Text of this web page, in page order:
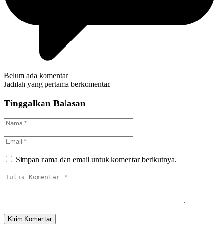
Belum ada komentar
Jadilah yang pertama berkomentar.
Tinggalkan Balasan
Simpan nama dan email untuk komentar berikutnya.